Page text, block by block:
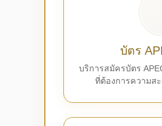
บัตร
บริการสมัครบัตร
ที่ต้องการความส